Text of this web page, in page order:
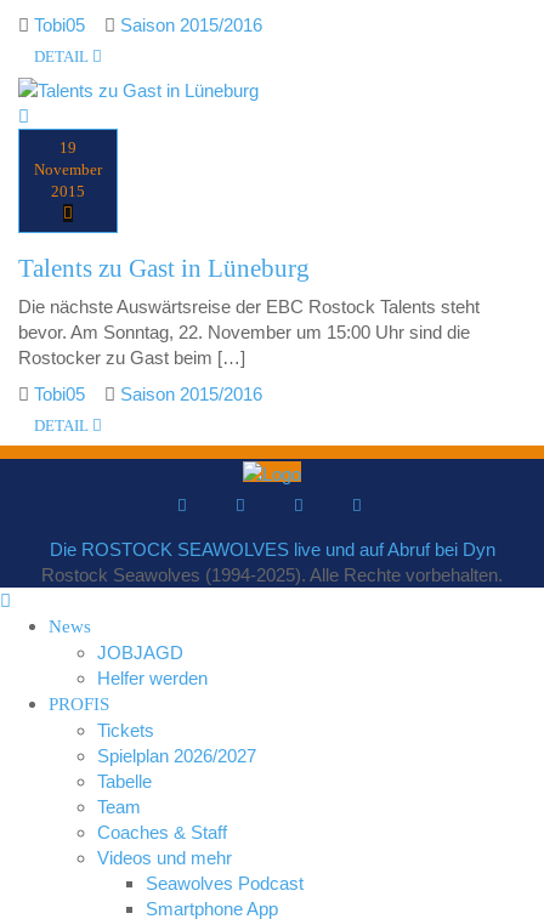
Tobi05
Saison 2015/2016
DETAIL
19
November
2015
Talents zu Gast in Lüneburg
Die nächste Auswärtsreise der EBC Rostock Talents steht
bevor. Am Sonntag, 22. November um 15:00 Uhr sind die
Rostocker zu Gast beim […]
Tobi05
Saison 2015/2016
DETAIL
Die ROSTOCK SEAWOLVES live und auf Abruf bei Dyn
Rostock Seawolves (1994-2025). Alle Rechte vorbehalten.
News
JOBJAGD
Helfer werden
PROFIS
Tickets
Spielplan 2026/2027
Tabelle
Team
Coaches & Staff
Videos und mehr
Seawolves Podcast
Smartphone App